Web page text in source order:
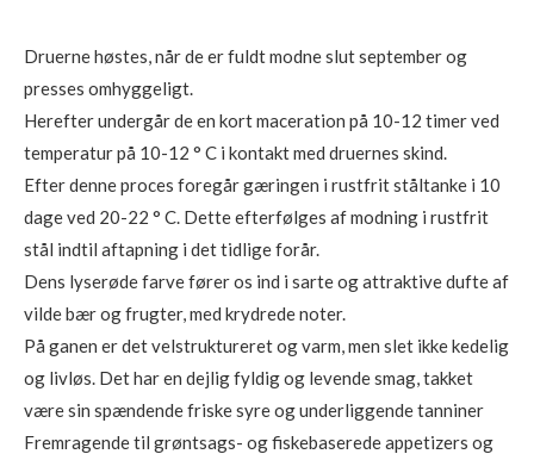
Druerne høstes, når de er fuldt modne slut september og
presses omhyggeligt.
Herefter undergår de en kort maceration på 10-12 timer ved
temperatur på 10-12 ° C i kontakt med druernes skind.
Efter denne proces foregår gæringen i rustfrit ståltanke i 10
dage ved 20-22 ° C. Dette efterfølges af modning i rustfrit
stål indtil aftapning i det tidlige forår.
Dens lyserøde farve fører os ind i sarte og attraktive dufte af
vilde bær og frugter, med krydrede noter.
På ganen er det velstruktureret og varm, men slet ikke kedelig
og livløs. Det har en dejlig fyldig og levende smag, takket
være sin spændende friske syre og underliggende tanniner
Fremragende til grøntsags- og fiskebaserede appetizers og